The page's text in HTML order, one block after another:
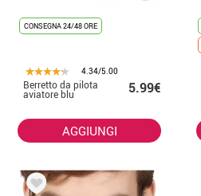
CONSEGNA 24/48 ORE
4.34/5.00
Berretto da pilota
aviatore blu 5.99€
AGGIUNGI